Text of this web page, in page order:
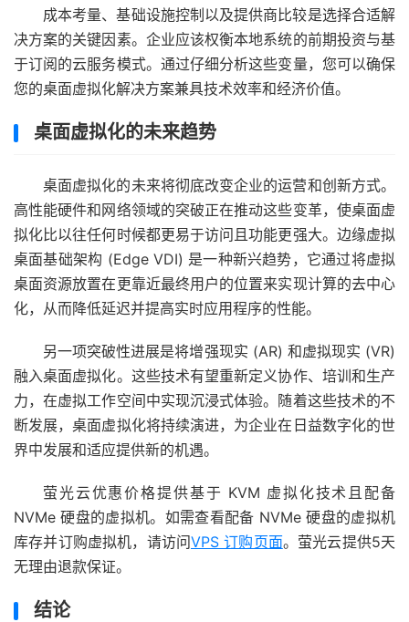
成本考量、基础设施控制以及提供商比较是选择合适解
决方案的关键因素。企业应该权衡本地系统的前期投资与基
于订阅的云服务模式。通过仔细分析这些变量，您可以确保
您的桌面虚拟化解决方案兼具技术效率和经济价值。
桌面虚拟化的未来趋势
桌面虚拟化的未来将彻底改变企业的运营和创新方式。
高性能硬件和网络领域的突破正在推动这些变革，使桌面虚
拟化比以往任何时候都更易于访问且功能更强大。边缘虚拟
桌面基础架构 (Edge VDI) 是一种新兴趋势，它通过将虚拟
桌面资源放置在更靠近最终用户的位置来实现计算的去中心
化，从而降低延迟并提高实时应用程序的性能。
另一项突破性进展是将增强现实 (AR) 和虚拟现实 (VR)
融入桌面虚拟化。这些技术有望重新定义协作、培训和生产
力，在虚拟工作空间中实现沉浸式体验。随着这些技术的不
断发展，桌面虚拟化将持续演进，为企业在日益数字化的世
界中发展和适应提供新的机遇。
萤光云优惠价格提供基于 KVM 虚拟化技术且配备
NVMe 硬盘的虚拟机。如需查看配备 NVMe 硬盘的虚拟机
库存并订购虚拟机，请访问VPS 订购页面。萤光云提供5天
无理由退款保证。
结论